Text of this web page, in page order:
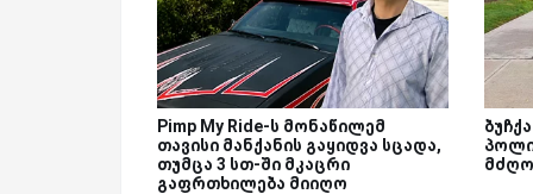
Pimp My Ride-ს მონაწილემ
თავისი მანქანის გაყიდვა სცადა,
თუმცა 3 სთ-ში მკაცრი
გაფრთხილება მიიღო